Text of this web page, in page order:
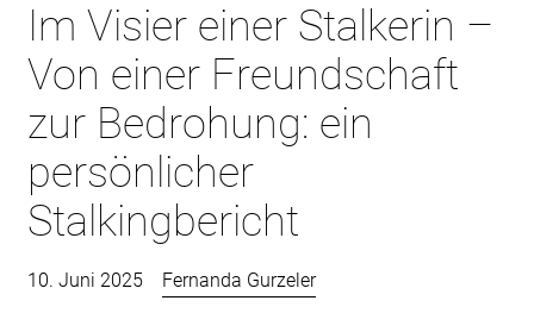
Im Visier einer Stalkerin –
Von einer Freundschaft
zur Bedrohung: ein
persönlicher
Stalkingbericht
10. Juni 2025 Fernanda Gurzeler